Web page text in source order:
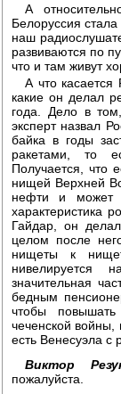
А
Белоруссия
наш
развиваются по
что и там живут
А что
какие он делал
года. Дело в
эксперт назвал
байка в годы
ракетами, то
Получается, что
нищей Верхней
нефти и может
характеристика
Гайдар, он
целом после
нищеты к
нивелируется
значительная
бедным
чтобы
чеченской войны,
есть Венесуэла с
Виктор
пожалуйста.